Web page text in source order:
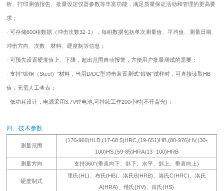
析、打印测值报告、批量设定仪器参数等丰富功能，满足质量保证活动和管理的更高要
求；
· 可存储600组数据（冲击次数32-1），每组数据包括单次测量值、平均值、测量日期、
冲击方向、次数、材料、硬度制等信息；
· 可预先设置硬度值上、下限，超出范围自动报警，方便用户批量测试的需要；
· 支持"锻钢（Steel）"材料，当用D/DC型冲击装置测试"锻钢"试样时，可直接读取HB
值，无需人工查表；
· 低功耗设计，电源采用3.7V锂电池,可持续工作200小时(不开背光)；
四、技术参数
测量范围
(170-960)HLD,(17-68.5)HRC,(19-651)HB,(80-976)HV,(30-
100)HS,(59-85)HRA(13 -100)HRB
测量方向
支持360°(垂直向下、斜下、水平、斜上、垂直向上)
硬度制式
里氏(HL)、布氏(HB)、洛氏B(HRB)、洛氏C(HRC)、洛氏
A(HRA)、维氏(HV)、肖氏(HS)